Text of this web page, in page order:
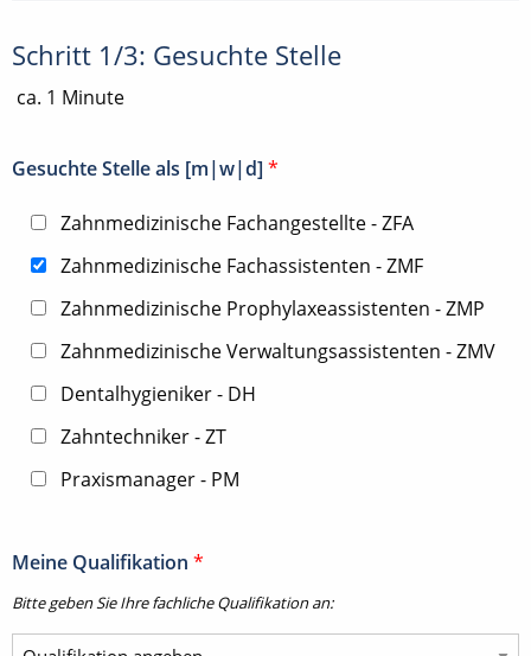
Schritt 1/3: Gesuchte Stelle
ca. 1 Minute
Gesuchte Stelle als [m|w|d] *
Zahnmedizinische Fachangestellte - ZFA
Zahnmedizinische Fachassistenten - ZMF
Zahnmedizinische Prophylaxeassistenten - ZMP
Zahnmedizinische Verwaltungsassistenten - ZMV
Dentalhygieniker - DH
Zahntechniker - ZT
Praxismanager - PM
Meine Qualifikation *
Bitte geben Sie Ihre fachliche Qualifikation an: